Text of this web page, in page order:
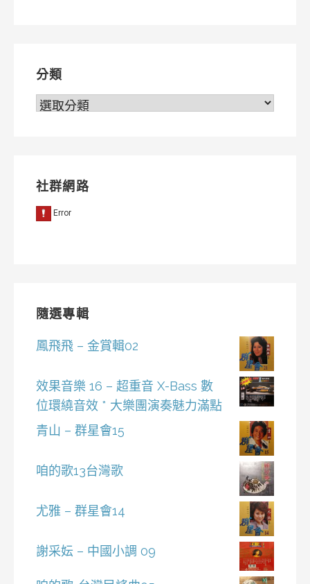
分類
分
社群網路
隨選專輯
鳳飛飛 – 金賞輯02
效果音樂 16 – 超重音 X-Bass 數
位環繞音效 * 大樂團演奏魅力滿點
青山 – 群星會15
咱的歌13台灣歌
尤雅 – 群星會14
謝采妘 – 中國小調 09